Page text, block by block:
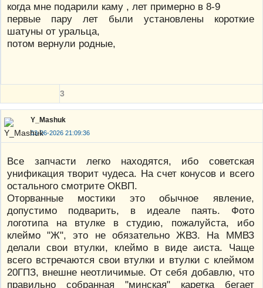
когда мне подарили каму , лет примерно в 8-9
первые пару лет были установлены короткие
шатуны от уральца,
потом вернули родные,
3
Y_Mashuk
03-06-2026 21:09:36
Все запчасти легко находятся, ибо советская
унификация творит чудеса. На счет конусов и всего
остального смотрите ОКВП.
Оторванные мостики это обычное явление,
допустимо подварить, в идеале паять. Фото
логотипа на втулке в студию, пожалуйста, ибо
клеймо "Ж", это не обязательно ЖВЗ. На ММВЗ
делали свои втулки, клеймо в виде аиста. Чаще
всего встречаются свои втулки и втулки с клеймом
20ГПЗ, внешне неотличимые. От себя добавлю, что
правильно собранная "минская" каретка бегает